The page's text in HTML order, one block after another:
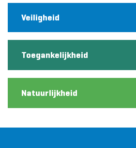
Veiligheid
Toegankelijkheid
Natuurlijkheid